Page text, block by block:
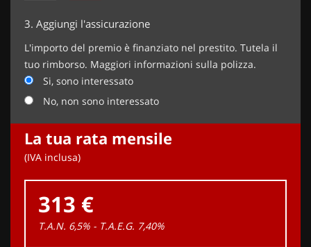
3. Aggiungi l'assicurazione
L'importo del premio è finanziato nel prestito. Tutela il
tuo rimborso. Maggiori informazioni sulla polizza.
Si, sono interessato
No, non sono interessato
La tua rata mensile
(IVA inclusa)
313 €
T.A.N. 6,5% - T.A.E.G. 7,40%